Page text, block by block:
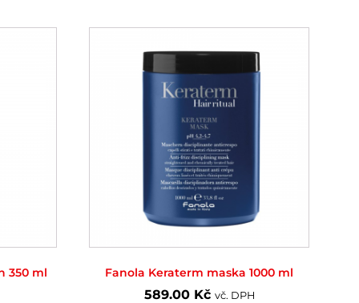
350 ml Fanola Keraterm maska 1000 ml
589.00 Kč vč. DPH